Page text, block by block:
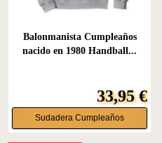
Balonmanista Cumpleaños
nacido en 1980 Handball...
33,95 €
Sudadera Cumpleaños